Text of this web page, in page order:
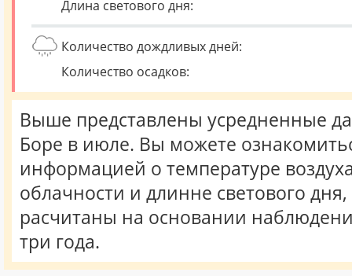
Длина светового дня:
Количество дождливых дней:
Количество осадков:
Выше представлены усредненные
Боре в июле. Вы можете
информацией о температуре
облачности и длинне светового
расчитаны на основании
три года.